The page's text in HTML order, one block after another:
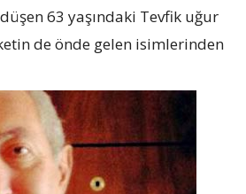
63 yaşındaki Tevfik uğur
de önde gelen isimlerinden